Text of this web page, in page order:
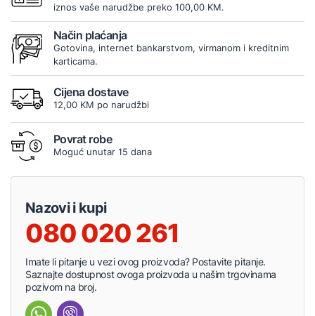
iznos vaše narudžbe preko 100,00 KM.
Način plaćanja
Gotovina, internet bankarstvom, virmanom i kreditnim
karticama.
Cijena dostave
12,00 KM po narudžbi
Povrat robe
Moguć unutar 15 dana
Nazovi i kupi
080 020 261
Imate li pitanje u vezi ovog proizvoda? Postavite pitanje.
Saznajte dostupnost ovoga proizvoda u našim trgovinama
pozivom na broj.